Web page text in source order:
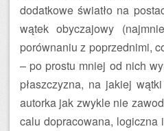
dodatkowe światło na
wątek obyczajowy
porównaniu z poprzednimi,
– po prostu mniej od nich
płaszczyzna, na jakiej
autorka jak zwykle nie
calu dopracowana, logiczna